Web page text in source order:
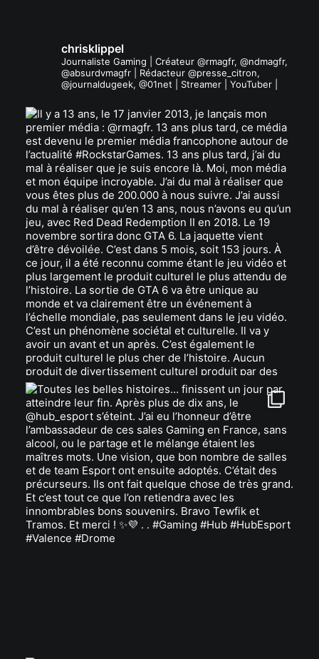
chrisklippel
Journaliste Gaming | Créateur @rmagfr, @ndmagfr,
@absurdvmagfr | Rédacteur @presse_citron,
@journaldugeek, @01net | Streamer | YouTuber |